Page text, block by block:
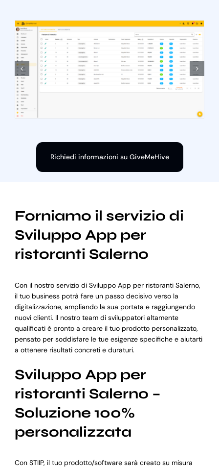
Richiedi informazioni su GiveMeHive
Forniamo il servizio di
Sviluppo App per
ristoranti Salerno
Con il nostro servizio di Sviluppo App per ristoranti Salerno,
il tuo business potrà fare un passo decisivo verso la
digitalizzazione, ampliando la sua portata e raggiungendo
nuovi clienti. Il nostro team di sviluppatori altamente
qualificati è pronto a creare il tuo prodotto personalizzato,
pensato per soddisfare le tue esigenze specifiche e aiutarti
a ottenere risultati concreti e duraturi.
Sviluppo App per
ristoranti Salerno –
Soluzione 100%
personalizzata
Con STIIP, il tuo prodotto/software sarà creato su misura